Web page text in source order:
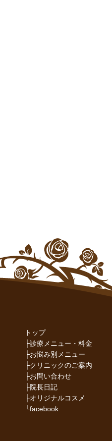
トップ
├診療メニュー・料金
├お悩み別メニュー
├クリニックのご案内
├お問い合わせ
├院長日記
├オリジナルコスメ
└facebook